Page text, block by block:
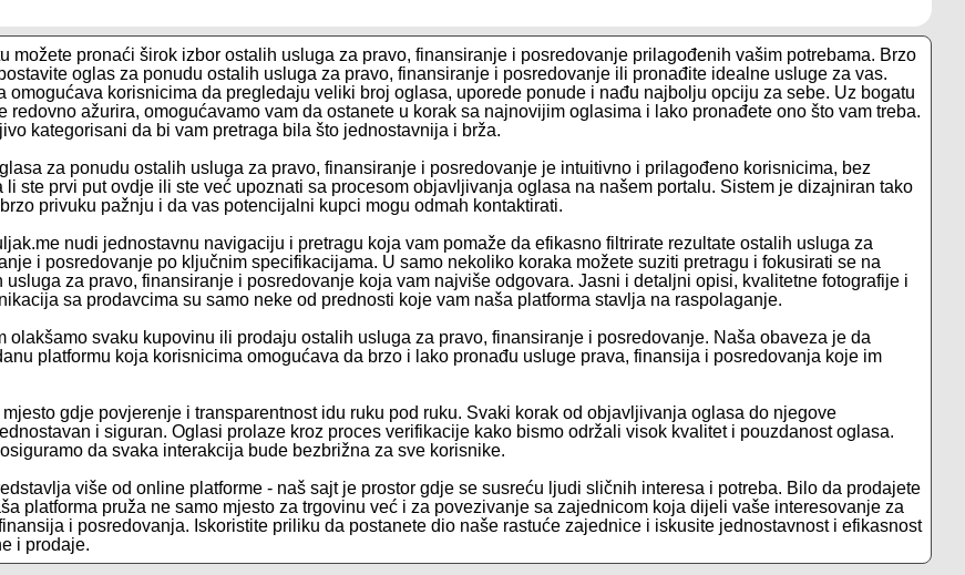
možete pronaći širok izbor ostalih usluga za pravo, finansiranje i posredovanje prilagođenih vašim potrebama. Brzo
oglas za ponudu ostalih usluga za pravo, finansiranje i posredovanje ili pronađite idealne usluge za vas.
omogućava korisnicima da pregledaju veliki broj oglasa, uporede ponude i nađu najbolju opciju za sebe. Uz bogatu
redovno ažurira, omogućavamo vam da ostanete u korak sa najnovijim oglasima i lako pronađete ono što vam treba.
kategorisani da bi vam pretraga bila što jednostavnija i brža.
za ponudu ostalih usluga za pravo, finansiranje i posredovanje je intuitivno i prilagođeno korisnicima, bez
li ste prvi put ovdje ili ste već upoznati sa procesom objavljivanja oglasa na našem portalu. Sistem je dizajniran tako
privuku pažnju i da vas potencijalni kupci mogu odmah kontaktirati.
nudi jednostavnu navigaciju i pretragu koja vam pomaže da efikasno filtrirate rezultate ostalih usluga za
i posredovanje po ključnim specifikacijama. U samo nekoliko koraka možete suziti pretragu i fokusirati se na
usluga za pravo, finansiranje i posredovanje koja vam najviše odgovara. Jasni i detaljni opisi, kvalitetne fotografije i
sa prodavcima su samo neke od prednosti koje vam naša platforma stavlja na raspolaganje.
olakšamo svaku kupovinu ili prodaju ostalih usluga za pravo, finansiranje i posredovanje. Naša obaveza je da
platformu koja korisnicima omogućava da brzo i lako pronađu usluge prava, finansija i posredovanja koje im
gdje povjerenje i transparentnost idu ruku pod ruku. Svaki korak od objavljivanja oglasa do njegove
i siguran. Oglasi prolaze kroz proces verifikacije kako bismo održali visok kvalitet i pouzdanost oglasa.
da svaka interakcija bude bezbrižna za sve korisnike.
više od online platforme - naš sajt je prostor gdje se susreću ljudi sličnih interesa i potreba. Bilo da prodajete
platforma pruža ne samo mjesto za trgovinu već i za povezivanje sa zajednicom koja dijeli vaše interesovanje za
i posredovanja. Iskoristite priliku da postanete dio naše rastuće zajednice i iskusite jednostavnost i efikasnost
i prodaje.